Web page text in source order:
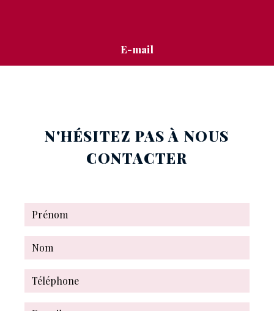
E-mail
N'HÉSITEZ PAS À NOUS
CONTACTER